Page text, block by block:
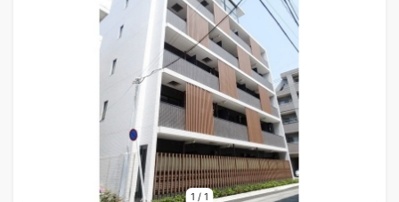
1 / 1